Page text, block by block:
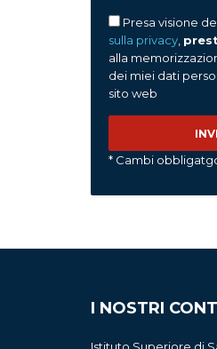
Presa visione
sulla privacy
alla
dei miei dati
sito web
* Cambi
I NOSTRI
Istituto Superiore di